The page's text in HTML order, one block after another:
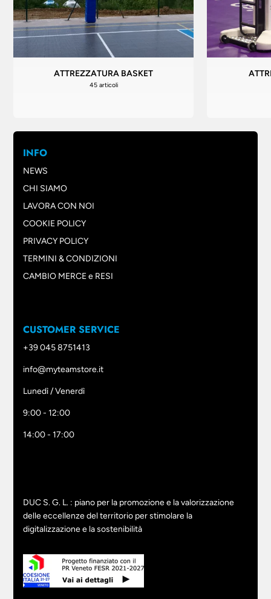
ATTREZZATURA BASKET
45 articoli
INFO
NEWS
CHI SIAMO
LAVORA CON NOI
COOKIE POLICY
PRIVACY POLICY
TERMINI & CONDIZIONI
CAMBIO MERCE e RESI
CUSTOMER SERVICE
+39 045 8751413
info@myteamstore.it
Lunedì / Venerdì
9:00 - 12:00
14:00 - 17:00
DUC S. G. L. : piano per la promozione e la valorizzazione
delle eccellenze del territorio per stimolare la
digitalizzazione e la sostenibilità